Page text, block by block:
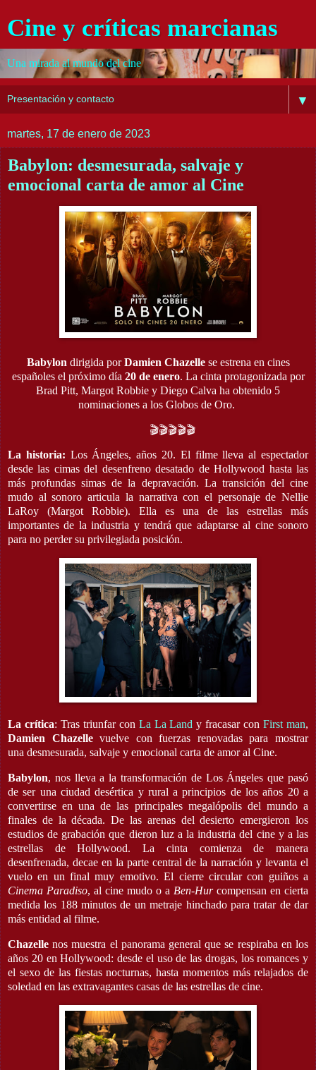
Cine y críticas marcianas
Una mirada al mundo del cine
▼
martes, 17 de enero de 2023
Babylon: desmesurada, salvaje y
emocional carta de amor al Cine
Babylon dirigida porDamien Chazellese estrena en cines
españoles el próximo día 20 de enero. La cinta protagonizada por
Brad Pitt, Margot Robbie y Diego Calva ha obtenido 5
nominaciones a los Globos de Oro.
🎬🎬🎬🎬🎬
La historia: Los Ángeles, años 20. El filme lleva al espectador
desde las cimas del desenfreno desatado de Hollywood hasta las
más profundas simas de la depravación. La transición del cine
mudo al sonoro articula la narrativa con el personaje de Nellie
LaRoy (Margot Robbie). Ella es una de las estrellas más
importantes de la industria y tendrá que adaptarse al cine sonoro
para no perder su privilegiada posición.
La crítica: Tras triunfar con La La Land y fracasar conFirst man,
Damien Chazellevuelve con fuerzas renovadas para mostrar
una desmesurada, salvaje y emocional carta de amor al Cine.
Babylon, nos lleva a la transformación de Los Ángeles que pasó
de ser una ciudad desértica y rural a principios de los años 20 a
convertirse en una de las principales megalópolis del mundo a
finales de la década. De las arenas del desierto emergieron los
estudios de grabación que dieron luz a la industria del cine y a las
estrellas de Hollywood. La cinta comienza de manera
desenfrenada, decae en la parte central de la narración y levanta el
vuelo en un final muy emotivo. El cierre circular con guiños a
Cinema Paradiso, al cine mudo o a Ben-Hur compensan en cierta
medida los 188 minutos de un metraje hinchado para tratar de dar
más entidad al filme.
Chazellenos muestra el panorama general que se respiraba en los
años 20 en Hollywood: desde el uso de las drogas, los romances y
el sexo de las fiestas nocturnas, hasta momentos más relajados de
soledad en las extravagantes casas de las estrellas de cine.